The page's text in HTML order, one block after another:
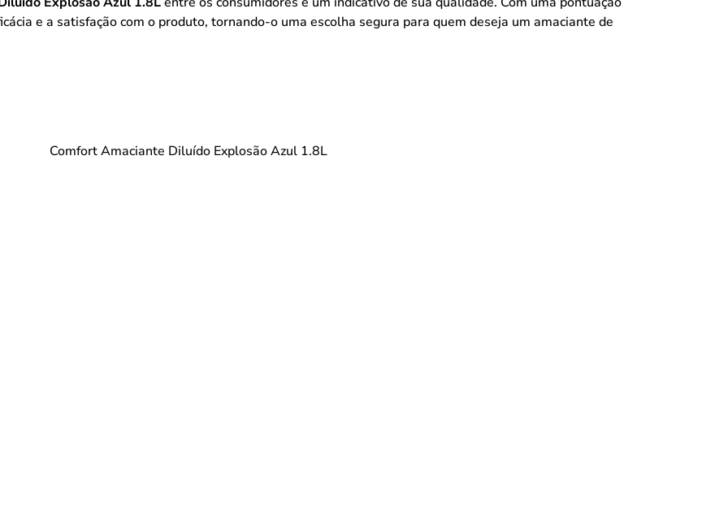
e a satisfação com o produto, tornando-o uma escolha segura para quem deseja um amaciante de